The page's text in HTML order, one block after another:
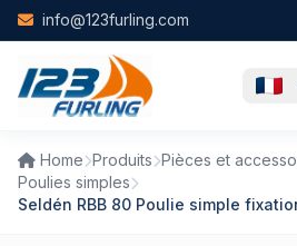
Skip to main content
info@123furling.com
Home Produits Pièces et
Poulies simples
Seldén RBB 80 Poulie simple